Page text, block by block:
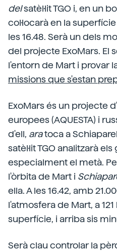
delsatèl·lit TGO i, en un
col·locarà en la
les 16.48. Serà un dels
del projecte ExoMars. El
l'entorn de Mart i provar
missions que s'estan
ExoMars és un projecte
europees (AQUESTA) i
d'ell, aratoca a
satèl·lit TGO analitzarà
especialment el metà.
l'òrbita de Mart i
ella. A les 16.42, amb
l'atmosfera de Mart, a
superfície, i arriba sis
Serà clau controlar la